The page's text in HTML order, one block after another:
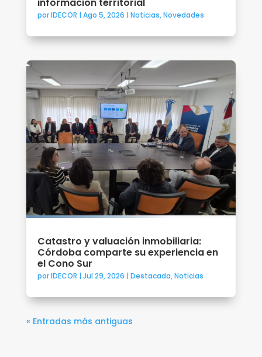
porIDECOR | Ago 5, 2026 | Noticias,Novedades
Catastro y valuación inmobiliaria:
Córdoba comparte su experiencia en
el Cono Sur
porIDECOR | Jul 29, 2026 | Destacada,Noticias
« Entradas más antiguas